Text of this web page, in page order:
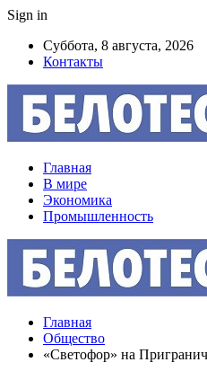
Sign in
Суббота, 8 августа, 2026
Контакты
Главная
В мире
Экономика
Промышленность
Главная
Общество
«Светофор» на